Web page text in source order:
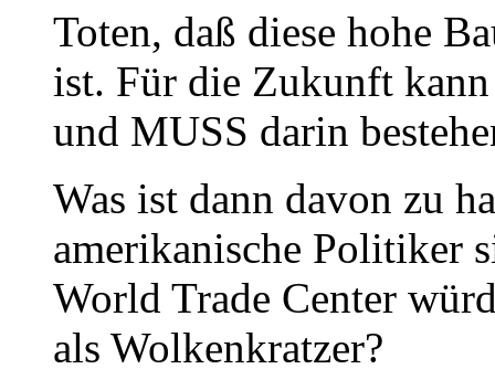
Toten, daß diese hohe
ist. Für die Zukunft
und MUSS darin
Was ist dann davon zu
amerikanische Politiker
World Trade Center
als Wolkenkratzer?